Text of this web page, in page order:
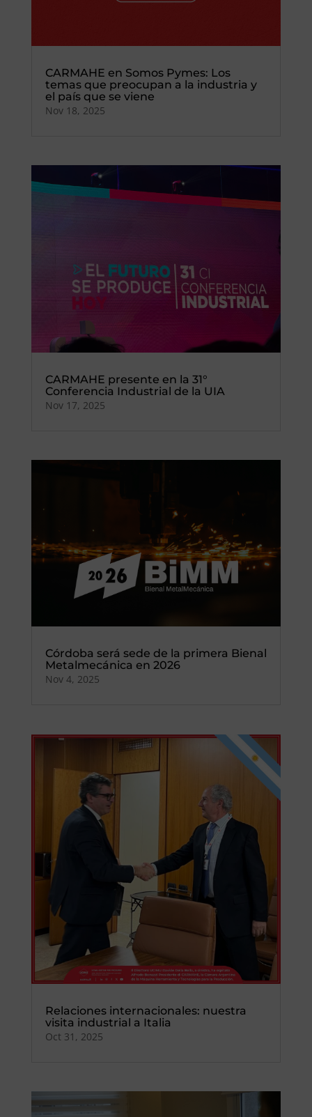
CARMAHE en Somos Pymes: Los
temas que preocupan a la industria y
el país que se viene
Nov 18, 2025
CARMAHE presente en la 31°
Conferencia Industrial de la UIA
Nov 17, 2025
Córdoba será sede de la primera Bienal
Metalmecánica en 2026
Nov 4, 2025
Relaciones internacionales: nuestra
visita industrial a Italia
Oct 31, 2025